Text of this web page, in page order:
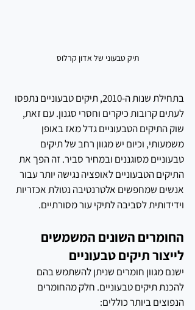
תיק טבעוני של אדון קרלוס
בתחילת שנות ה-2010, תיקים טבעוניים נתפסו
לעתים קרובות כיקרים וחסרי סגנון. עם זאת,
שוק התיקים הטבעוניים גדל מאז באופן
משמעותי, וכיום יש מגוון רחב של תיקים
טבעוניים מסוגננים ובמחיר סביר. זה הפך את
התיקים הטבעוניים לאופציה נגישה יותר עבור
אנשים שמחפשים אלטרנטיבה נטולת אכזריות
וידידותית לסביבה לתיקי עור מסורתיים.
החומרים השונים המשמשים
לייצור תיקים טבעוניים
ישנם מגוון חומרים שניתן להשתמש בהם
להכנת תיקים טבעוניים. חלק מהחומרים
הנפוצים ביותר כוללים: